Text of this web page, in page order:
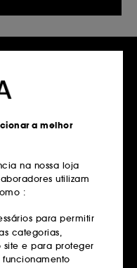
a 39€
a melhor
na nossa loja
utilizam
:
para permitir
categorias,
site e para proteger
funcionamento